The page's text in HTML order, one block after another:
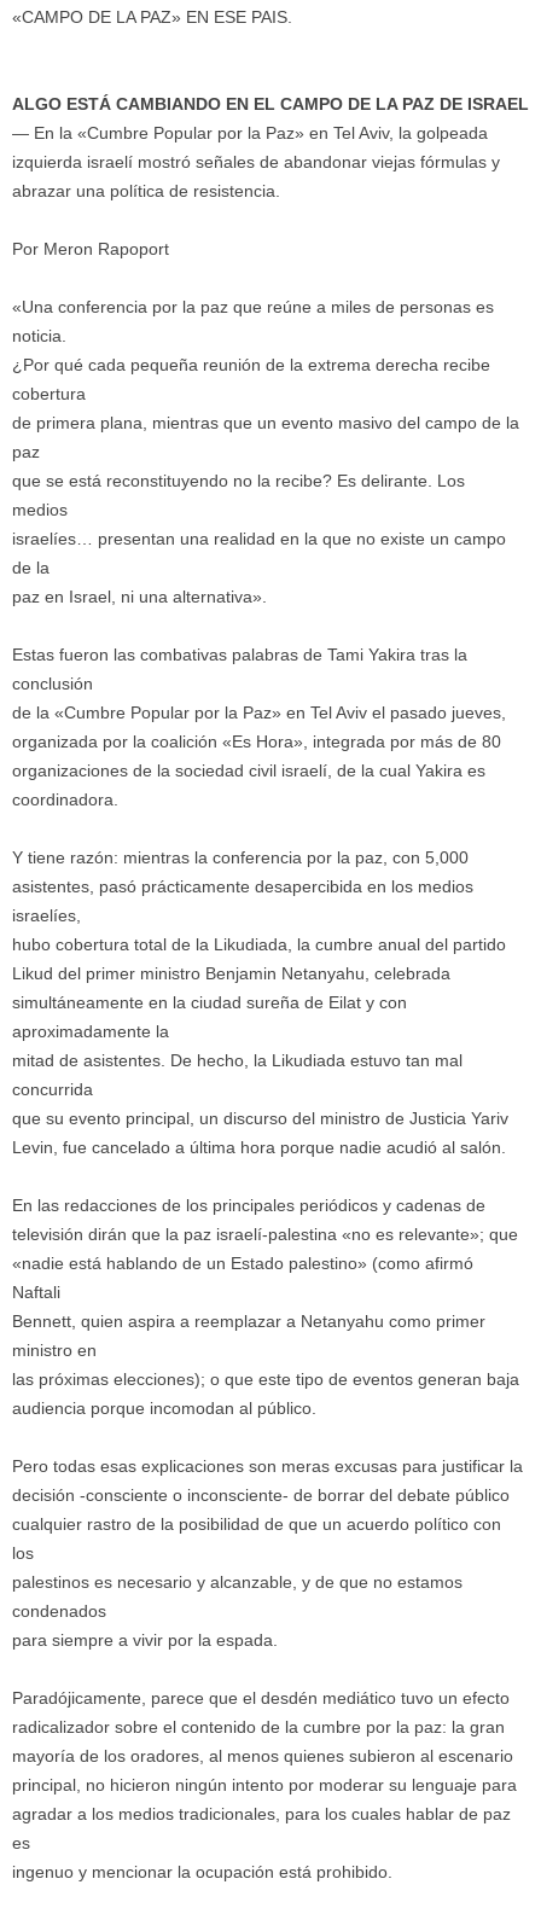
«CAMPO DE LA PAZ» EN ESE PAIS.
ALGO ESTÁ CAMBIANDO EN EL CAMPO DE LA PAZ DE ISRAEL
— En la «Cumbre Popular por la Paz» en Tel Aviv, la golpeada
izquierda israelí mostró señales de abandonar viejas fórmulas y
abrazar una política de resistencia.
Por Meron Rapoport
«Una conferencia por la paz que reúne a miles de personas es
noticia.
¿Por qué cada pequeña reunión de la extrema derecha recibe
cobertura
de primera plana, mientras que un evento masivo del campo de la
paz
que se está reconstituyendo no la recibe? Es delirante. Los
medios
israelíes… presentan una realidad en la que no existe un campo
de la
paz en Israel, ni una alternativa».
Estas fueron las combativas palabras de Tami Yakira tras la
conclusión
de la «Cumbre Popular por la Paz» en Tel Aviv el pasado jueves,
organizada por la coalición «Es Hora», integrada por más de 80
organizaciones de la sociedad civil israelí, de la cual Yakira es
coordinadora.
Y tiene razón: mientras la conferencia por la paz, con 5,000
asistentes, pasó prácticamente desapercibida en los medios
israelíes,
hubo cobertura total de la Likudiada, la cumbre anual del partido
Likud del primer ministro Benjamin Netanyahu, celebrada
simultáneamente en la ciudad sureña de Eilat y con
aproximadamente la
mitad de asistentes. De hecho, la Likudiada estuvo tan mal
concurrida
que su evento principal, un discurso del ministro de Justicia Yariv
Levin, fue cancelado a última hora porque nadie acudió al salón.
En las redacciones de los principales periódicos y cadenas de
televisión dirán que la paz israelí-palestina «no es relevante»; que
«nadie está hablando de un Estado palestino» (como afirmó
Naftali
Bennett, quien aspira a reemplazar a Netanyahu como primer
ministro en
las próximas elecciones); o que este tipo de eventos generan baja
audiencia porque incomodan al público.
Pero todas esas explicaciones son meras excusas para justificar la
decisión -consciente o inconsciente- de borrar del debate público
cualquier rastro de la posibilidad de que un acuerdo político con
los
palestinos es necesario y alcanzable, y de que no estamos
condenados
para siempre a vivir por la espada.
Paradójicamente, parece que el desdén mediático tuvo un efecto
radicalizador sobre el contenido de la cumbre por la paz: la gran
mayoría de los oradores, al menos quienes subieron al escenario
principal, no hicieron ningún intento por moderar su lenguaje para
agradar a los medios tradicionales, para los cuales hablar de paz
es
ingenuo y mencionar la ocupación está prohibido.